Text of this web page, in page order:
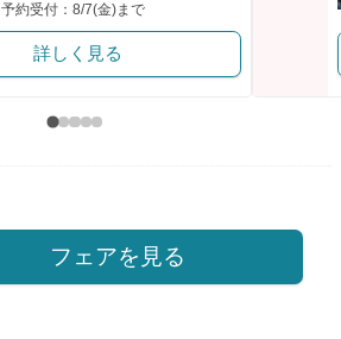
予約受付：8/7(金)まで
詳しく見る
フェアを見る